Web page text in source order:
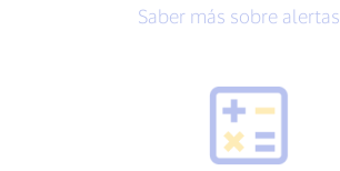
Saber más sobre alertas